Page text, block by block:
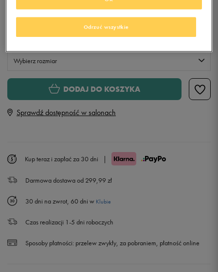
Wybierz rozmiar
M
XL Powiadom o dostępności
DODAJ DO KOSZYKA
Sprawdź dostępność w salonach
Kup teraz i zapłać za 30 dni |
Darmowa dostawa od 299,99 zł
30 dni na zwrot, 60 dni w Klubie
Czas realizacji 1-5 dni roboczych
Sposoby płatności: przelew zwykły, za pobraniem, płatność online
Odrzuć wszystkie